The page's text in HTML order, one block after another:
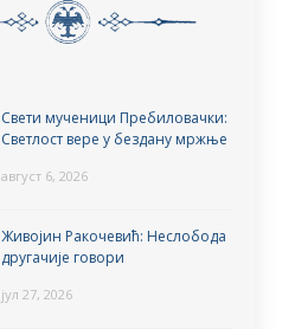
Свети мученици Пребиловачки:
Светлост вере у бездану мржње
август 6, 2026
Живојин Ракочевић: Неслобода
другачије говори
јул 27, 2026